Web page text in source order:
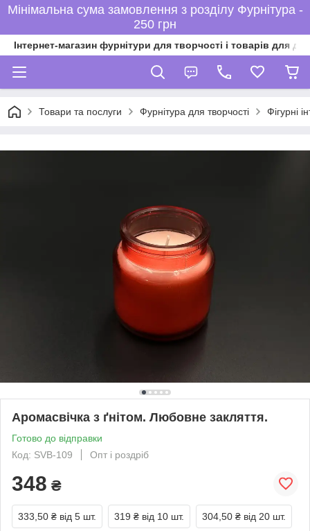
Мінімальна сума замовлення з розділу Фурнітура -
250 грн
Інтернет-магазин фурнітури для творчості і товарів для
Товари та послуги Фурнітура для творчості Фігурні
Аромасвічка з ґнітом. Любовне закляття.
Готово до відправки
Код: SVB-109
Опт і роздріб
348 ₴
333,50 ₴ від 5 шт. 319 ₴ від 10 шт. 304,50 ₴ від 20 шт.